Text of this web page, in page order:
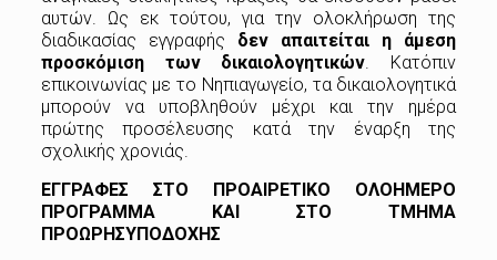
αυτών. Ως εκ τούτου, για την ολοκλήρωση της
διαδικασίας εγγραφής δεν απαιτείται η άμεση
προσκόμιση των δικαιολογητικών. Κατόπιν
επικοινωνίας με το Νηπιαγωγείο, τα δικαιολογητικά
μπορούν να υποβληθούν μέχρι και την ημέρα
πρώτης προσέλευσης κατά την έναρξη της
σχολικής χρονιάς.
ΕΓΓΡΑΦΕΣ ΣΤΟ ΠΡΟΑΙΡΕΤΙΚΟ ΟΛΟΗΜΕΡΟ
ΠΡΟΓΡΑΜΜΑ ΚΑΙ
ΣΤΟ
ΤΜΗΜΑ
ΠΡΟΩΡΗΣΥΠΟΔΟΧΗΣ